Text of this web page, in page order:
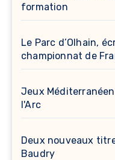
formation
Le Parc d’Olhain,
championnat de
Jeux
l'Arc
Deux nouveaux
Baudry